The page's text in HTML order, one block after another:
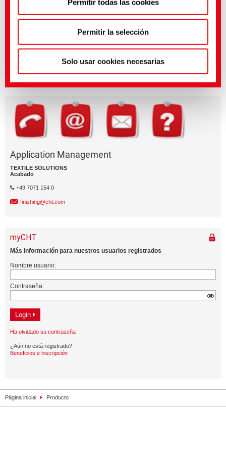
política de privacidad.(Impresión)
Permitir todas las cookies
Permitir la selección
Solo usar cookies necesarias
¿Tienes preguntas sobre las caracterí­sticas o la aplicación del
producto?
Enví­e un email al segment de negocio relevante.
División empresarial
Application Management
TEXTILE SOLUTIONS
Acabado
+49 7071 154 0
finishing@cht.com
Página inicial Producto